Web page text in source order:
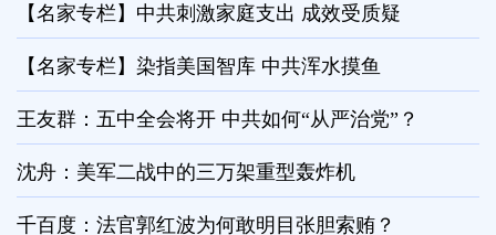
【名家专栏】中共刺激家庭支出 成效受质疑
【名家专栏】染指美国智库 中共浑水摸鱼
王友群：五中全会将开 中共如何“从严治党”？
沈舟：美军二战中的三万架重型轰炸机
千百度：法官郭红波为何敢明目张胆索贿？